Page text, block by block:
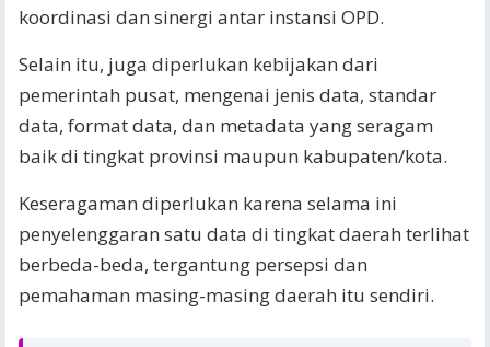
koordinasi dan sinergi antar instansi OPD.
Selain itu, juga diperlukan kebijakan dari
pemerintah pusat, mengenai jenis data, standar
data, format data, dan metadata yang seragam
baik di tingkat provinsi maupun kabupaten/kota.
Keseragaman diperlukan karena selama ini
penyelenggaran satu data di tingkat daerah terlihat
berbeda-beda, tergantung persepsi dan
pemahaman masing-masing daerah itu sendiri.